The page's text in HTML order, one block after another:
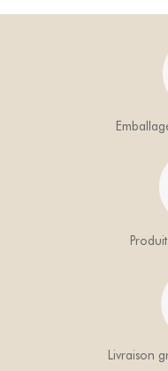
Livraison